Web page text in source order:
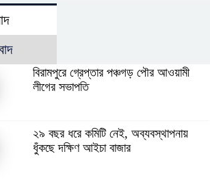
বিরামপুরে গ্রেপ্তার পঞ্চগড় পৌর আওয়ামী
লীগের সভাপতি
২৯ বছর ধরে কমিটি নেই, অব্যবস্থাপনায়
ধুঁকছে দক্ষিণ আইচা বাজার